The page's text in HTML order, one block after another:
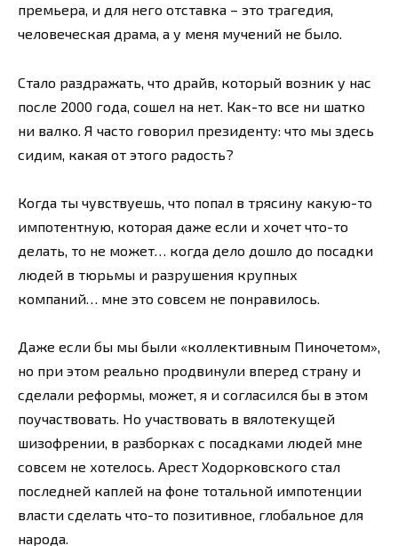
премьера, и для него отставка – это трагедия,
человеческая драма, а у меня мучений не было.
Стало раздражать, что драйв, который возник у нас
после 2000 года, сошел на нет. Как-то все ни шатко
ни валко. Я часто говорил президенту: что мы здесь
сидим, какая от этого радость?
Когда ты чувствуешь, что попал в трясину какую-то
импотентную, которая даже если и хочет что-то
делать, то не может… когда дело дошло до посадки
людей в тюрьмы и разрушения крупных
компаний… мне это совсем не понравилось.
Даже если бы мы были «коллективным Пиночетом»,
но при этом реально продвинули вперед страну и
сделали реформы, может, я и согласился бы в этом
поучаствовать. Но участвовать в вялотекущей
шизофрении, в разборках с посадками людей мне
совсем не хотелось. Арест Ходорковского стал
последней каплей на фоне тотальной импотенции
власти сделать что-то позитивное, глобальное для
народа.